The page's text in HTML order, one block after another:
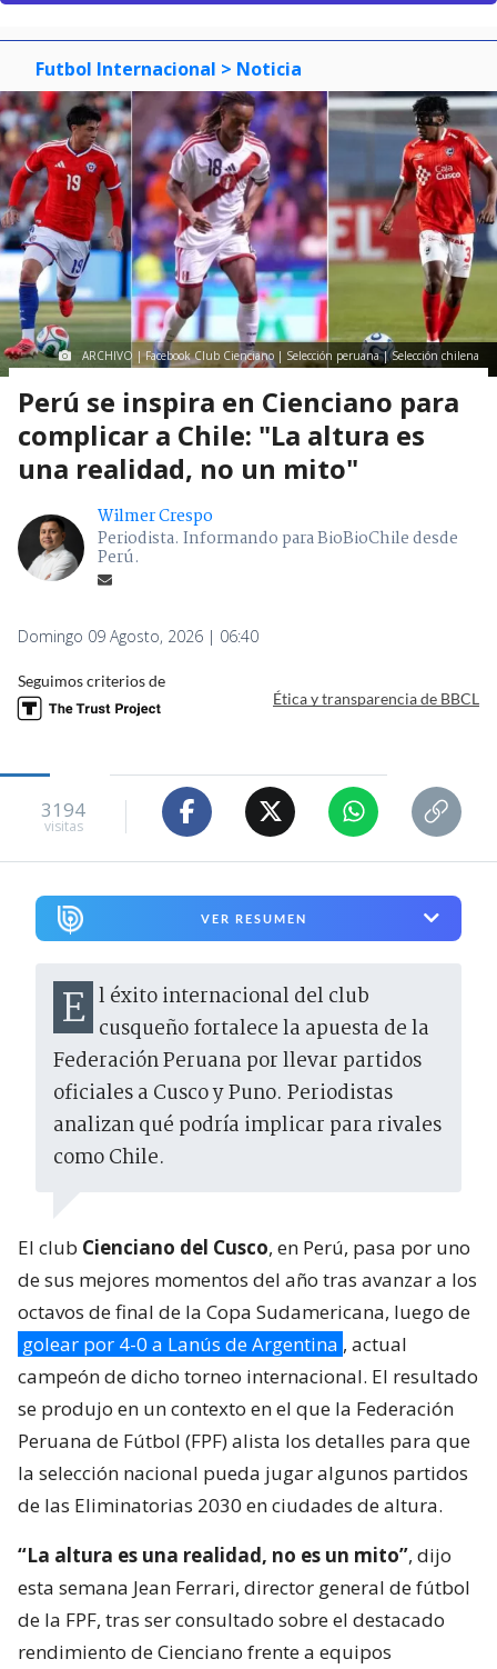
Futbol Internacional > Noticia
ARCHIVO | Facebook Club Cienciano | Selección peruana | Selección chilena
Perú se inspira en Cienciano para
complicar a Chile: "La altura es
una realidad, no un mito"
Wilmer Crespo
Periodista. Informando para BioBioChile desde
Perú.
Domingo 09 Agosto, 2026 | 06:40
Seguimos criterios de
Ética y transparencia de BBCL
3194
visitas
VER RESUMEN
El éxito internacional del club cusqueño fortalece la apuesta de la
Federación Peruana por llevar partidos
oficiales a Cusco y Puno. Periodistas
analizan qué podría implicar para rivales
como Chile.
El club Cienciano del Cusco, en Perú, pasa por uno
de sus mejores momentos del año tras avanzar a los
octavos de final de la Copa Sudamericana, luego de
golear por 4-0 a Lanús de Argentina , actual
campeón de dicho torneo internacional. El resultado
se produjo en un contexto en el que la Federación
Peruana de Fútbol (FPF) alista los detalles para que
la selección nacional pueda jugar algunos partidos
de las Eliminatorias 2030 en ciudades de altura.
“La altura es una realidad, no es un mito”, dijo
esta semana Jean Ferrari, director general de fútbol
de la FPF, tras ser consultado sobre el destacado
rendimiento de Cienciano frente a equipos